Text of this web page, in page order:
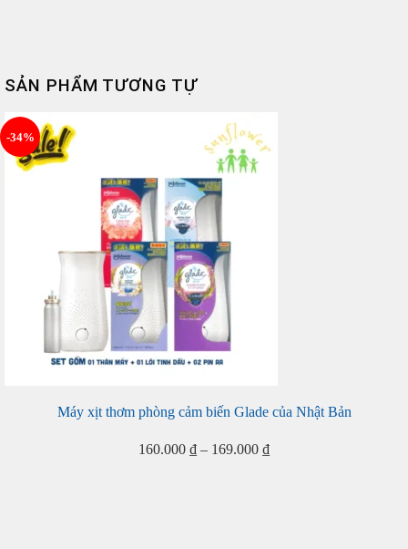
SẢN PHẨM TƯƠNG TỰ
-34%
Máy xịt thơm phòng cảm biến Glade của Nhật Bản
160.000 ₫ – 169.000 ₫Khoảng